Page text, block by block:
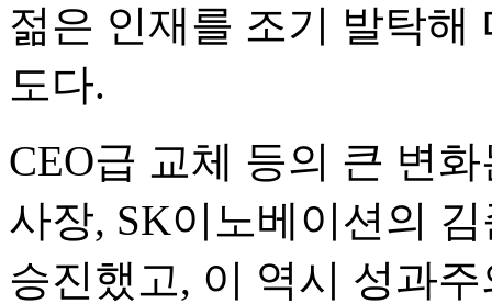
젊은 인재를 조기 발탁해
도다.
CEO급 교체 등의 큰 변
사장, SK이노베이션의
승진했고, 이 역시 성과